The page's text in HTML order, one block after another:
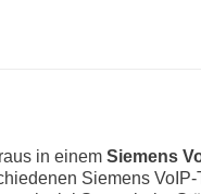
in einem Siemens
Siemens